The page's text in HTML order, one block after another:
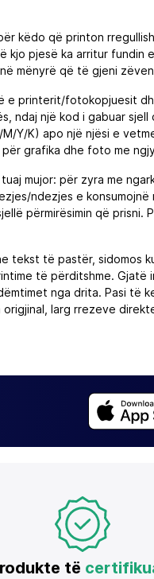
këdo që printon
pjesë ka arritur fundin
mënyrë që të gjeni
printerit/fotokopjuesit
një kod i gabuar
Y/K) apo një njësi e
grafika dhe foto me
mujor: për zyra me
ndezjes e
përmirësimin që
tekst të pastër, sidomos
të përditshme.
nga drita. Pasi të
larg rrezeve
të